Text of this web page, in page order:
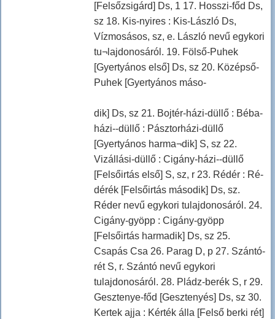
[Felsőzsigárd] Ds, 1 17. Hosszi-főd Ds,
sz 18. Kis-nyires : Kis-László Ds,
Vízmosásos, sz, e. László nevű egykori
tu¬lajdonosáról. 19. Fölső-Puhek
[Gyertyános első] Ds, sz 20. Középső-
Puhek [Gyertyános máso-
dik] Ds, sz 21. Bojtér-házi-düllő : Béba-
házi--düllő : Pásztorházi-düllő
[Gyertyános harma¬dik] S, sz 22.
Vizállási-düllő : Cigány-házi--düllő
[Felsőirtás első] S, sz, r 23. Rédér : Ré-
dérék [Felsőirtás második] Ds, sz.
Réder nevű egykori tulajdonosáról. 24.
Cigány-gyöpp : Cigány-gyöpp
[Felsőirtás harmadik] Ds, sz 25.
Csapás Csa 26. Parag D, p 27. Szántó-
rét S, r. Szántó nevű egykori
tulajdonosáról. 28. Pládz-berék S, r 29.
Gesztenye-főd [Gesztenyés] Ds, sz 30.
Kertek ajja : Kérték álla [Felső berki rét]